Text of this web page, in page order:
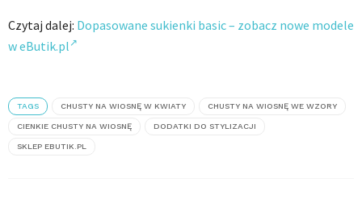
Czytaj dalej: Dopasowane sukienki basic – zobacz nowe modele
w eButik.pl
TAGS CHUSTY NA WIOSNĘ W KWIATY CHUSTY NA WIOSNĘ WE WZORY
CIENKIE CHUSTY NA WIOSNĘ DODATKI DO STYLIZACJI
SKLEP EBUTIK.PL